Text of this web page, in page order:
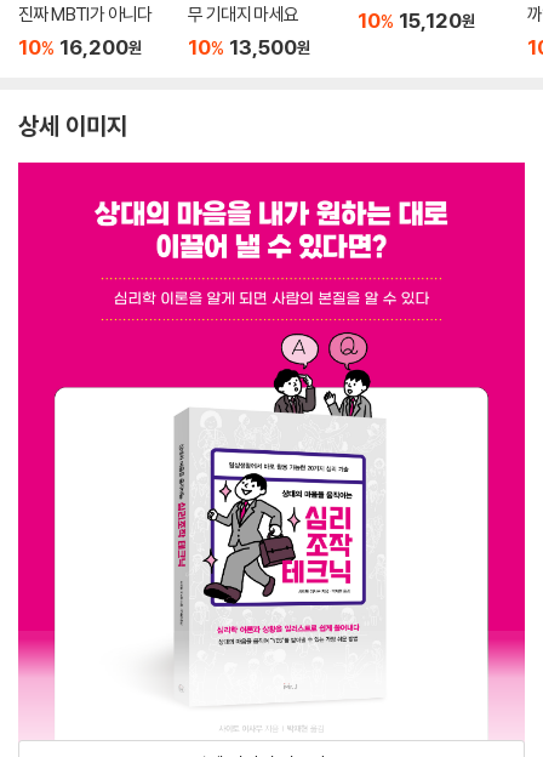
진짜 MBTI가 아니다
10% 16,200원
무 기대지 마세요
10% 13,500원
10% 15,120원
상세 이미지